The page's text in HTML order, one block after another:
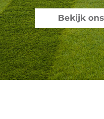
Bekijk